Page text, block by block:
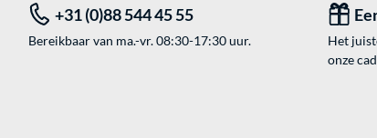
+31 (0)88 544 45 55
Bereikbaar van ma.-vr. 08:30-17:30 uur.
Het
onze